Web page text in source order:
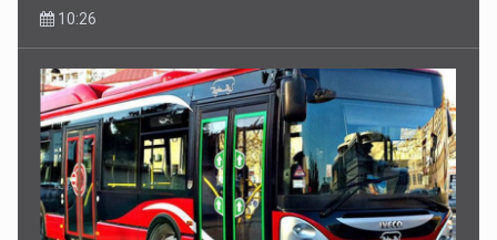
10:26